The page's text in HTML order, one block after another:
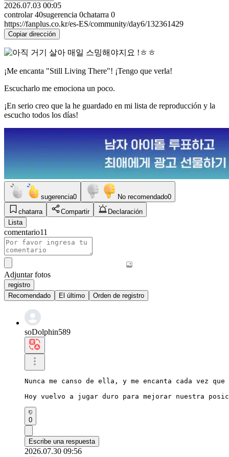
2026.07.03 00:05
controlar 40sugerencia 0chatarra 0
https://fanplus.co.kr/es-ES/community/day6/132361429
Copiar dirección
¡Me encanta "Still Living There"! ¡Tengo que verla!
Escucharlo me emociona un poco.
¡En serio creo que la he guardado en mi lista de reproducción y la
escucho todos los días!
sugerencia0 No recomendado0
chatarra
Compartir
Declaración
Lista
comentario11
Adjuntar fotos
registro
Recomendado
El último Orden de registro
soDolphin589
Nunca me canso de ella, y me encanta cada vez
Hoy vuelvo a jugar duro para mejorar nuestra
0
Escribe una respuesta
2026.07.30 09:56